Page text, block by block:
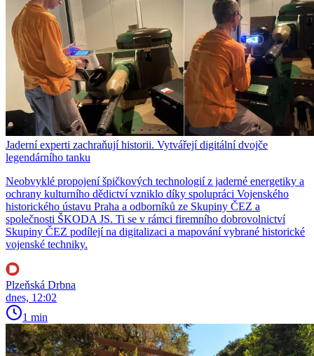
Jaderní experti zachraňují historii. Vytvářejí digitální dvojče
legendárního tanku
Neobvyklé propojení špičkových technologií z jaderné energetiky a
ochrany kulturního dědictví vzniklo díky spolupráci Vojenského
historického ústavu Praha a odborníků ze Skupiny ČEZ a
společnosti ŠKODA JS. Ti se v rámci firemního dobrovolnictví
Skupiny ČEZ podílejí na digitalizaci a mapování vybrané historické
vojenské techniky.
Plzeňská Drbna
dnes, 12:02
1 min